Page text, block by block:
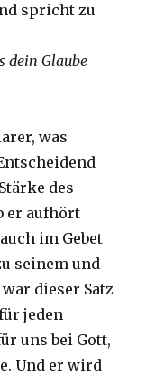
spricht zu
dein Glaube
was
des
er aufhört
im Gebet
seinem und
dieser Satz
jeden
uns bei Gott,
Und er wird